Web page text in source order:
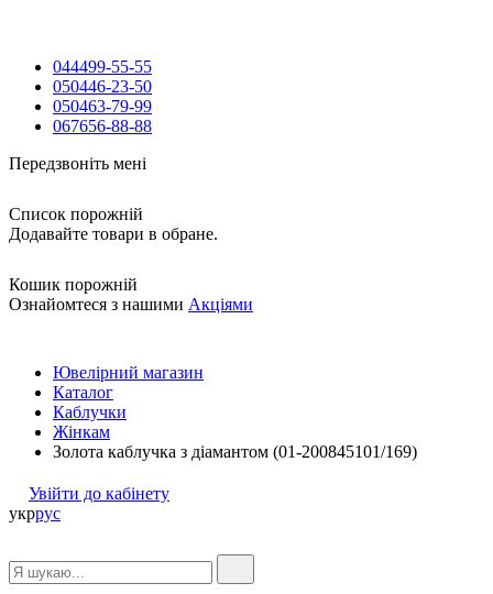
044499-55-55
050446-23-50
050463-79-99
067656-88-88
Передзвоніть мені
Список порожній
Додавайте товари в обране.
Кошик порожній
Ознайомтеся з нашими Акціями
Ювелірний магазин
Каталог
Каблучки
Жінкам
Золота каблучка з діамантом (01-200845101/169)
Увійти до кабінету
укррус